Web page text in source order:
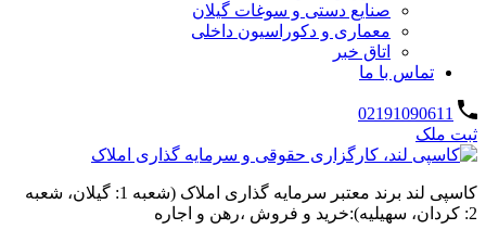
صنایع دستی و سوغات گیلان
معماری و دکوراسیون داخلی
اتاق خبر
تماس با ما
02191090611
ثبت ملک
کاسپی لند برند معتبر سرمایه گذاری املاک (شعبه 1: گیلان، شعبه
2: کردان، سهیلیه):خرید و فروش ،رهن و اجاره